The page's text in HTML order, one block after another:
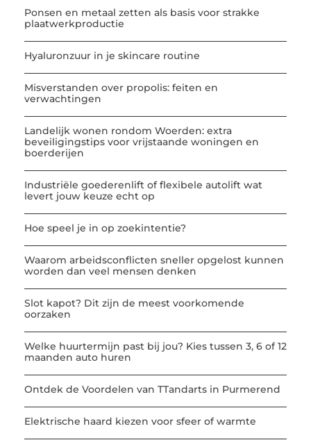
Ponsen en metaal zetten als basis voor strakke
plaatwerkproductie
Hyaluronzuur in je skincare routine
Misverstanden over propolis: feiten en
verwachtingen
Landelijk wonen rondom Woerden: extra
beveiligingstips voor vrijstaande woningen en
boerderijen
Industriële goederenlift of flexibele autolift wat
levert jouw keuze echt op
Hoe speel je in op zoekintentie?
Waarom arbeidsconflicten sneller opgelost kunnen
worden dan veel mensen denken
Slot kapot? Dit zijn de meest voorkomende
oorzaken
Welke huurtermijn past bij jou? Kies tussen 3, 6 of 12
maanden auto huren
Ontdek de Voordelen van TTandarts in Purmerend
Elektrische haard kiezen voor sfeer of warmte